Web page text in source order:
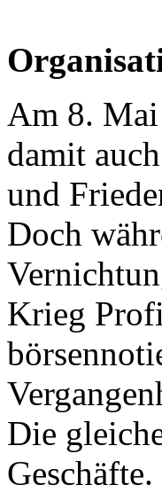
Am 8.
damit
und
Doch
Krieg
Die
Geschäfte.